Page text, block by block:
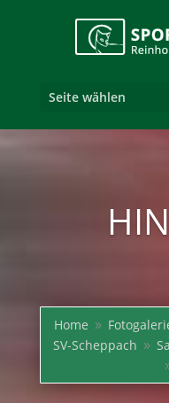
Seite wählen
Home 9
SV-Scheppach 9